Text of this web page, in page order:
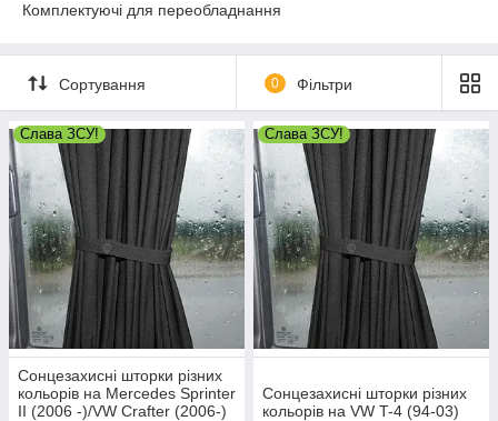
Комплектуючі для переобладнання
Сортування 0 Фільтри
Слава ЗСУ!
Сонцезахисні шторки різних
кольорів на Mercedes Sprinter
II (2006 -)/VW Crafter (2006-)
Слава ЗСУ!
Сонцезахисні шторки різних
кольорів на VW T-4 (94-03)